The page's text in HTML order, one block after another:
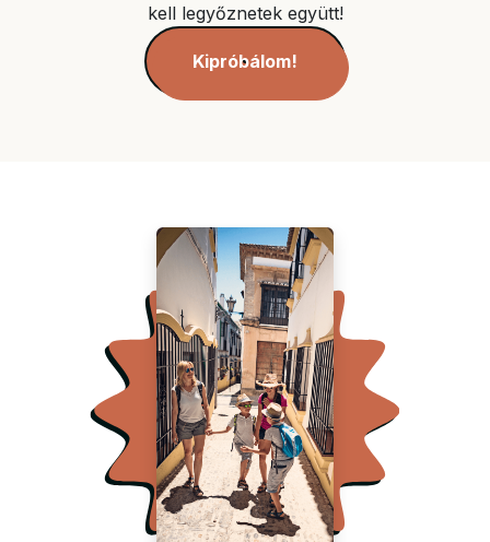
kell legyőznetek együtt!
Kipróbálom!